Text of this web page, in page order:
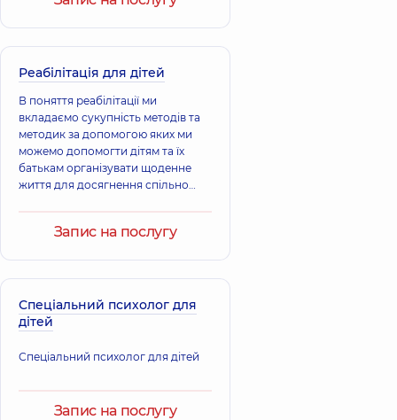
Реабілітація для дітей
В поняття реабілітації ми
вкладаємо сукупність методів та
методик за допомогою яких ми
можемо допомогти дітям та їх
батькам організувати щоденне
життя для досягнення спільно
соціумі.Запис на послугу
Спеціальний психолог для
дітей
Спеціальний психолог для дітей
Запис на послугу